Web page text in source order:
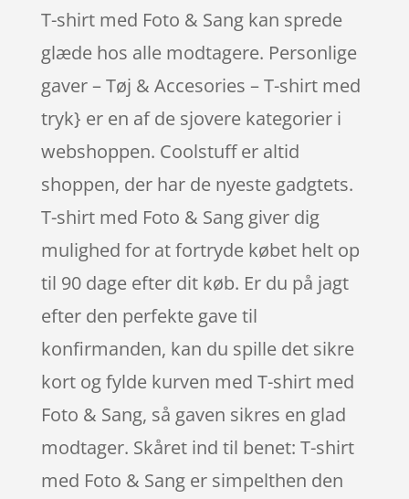
T-shirt med Foto & Sang kan sprede
glæde hos alle modtagere. Personlige
gaver – Tøj & Accesories – T-shirt med
tryk} er en af de sjovere kategorier i
webshoppen. Coolstuff er altid
shoppen, der har de nyeste gadgtets.
T-shirt med Foto & Sang giver dig
mulighed for at fortryde købet helt op
til 90 dage efter dit køb. Er du på jagt
efter den perfekte gave til
konfirmanden, kan du spille det sikre
kort og fylde kurven med T-shirt med
Foto & Sang, så gaven sikres en glad
modtager. Skåret ind til benet: T-shirt
med Foto & Sang er simpelthen den